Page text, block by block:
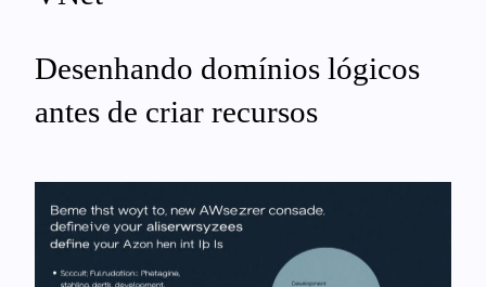
Desenhando domínios lógicos
antes de criar recursos